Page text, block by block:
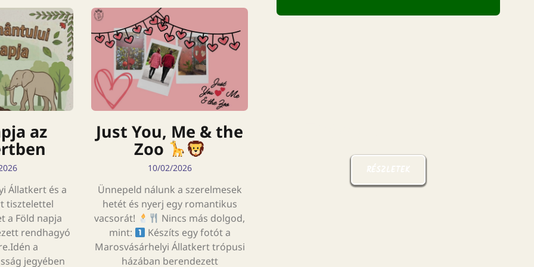
az
Állatkert és a
tisztelettel
a Föld napja
rendhagyó
a
jegyében
Just You, Me & the
Zoo
10/02/2026
Ünnepeld nálunk a szerelmesek
hetét és nyerj egy romantikus
vacsorát!
Nincs más dolgod,
mint:
Készíts egy fotót a
Marosvásárhelyi Állatkert trópusi
házában berendezett
RÉSZLETEK